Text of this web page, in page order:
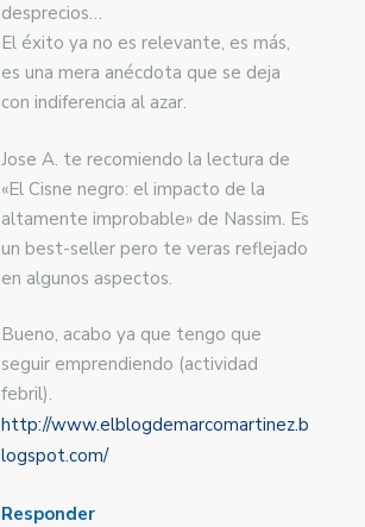
desprecios…
El éxito ya no es relevante, es más,
es una mera anécdota que se deja
con indiferencia al azar.
Jose A. te recomiendo la lectura de
«El Cisne negro: el impacto de la
altamente improbable» de Nassim. Es
un best-seller pero te veras reflejado
en algunos aspectos.
Bueno, acabo ya que tengo que
seguir emprendiendo (actividad
febril).
http://www.elblogdemarcomartinez.b
logspot.com/
Responder